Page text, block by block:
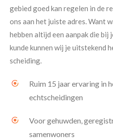
gebied goed kan regelen in de
ons aan het juiste adres. Want
hebben altijd een aanpak die bij
kunde kunnen wij je uitstekend
scheiding.
Ruim 15 jaar ervaring in
echtscheidingen
Voor gehuwden,
samenwoners